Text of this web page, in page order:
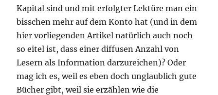
Kapital sind und mit erfolgter Lektüre man ein
bisschen mehr auf dem Konto hat (und in dem
hier vorliegenden Artikel natürlich auch noch
so eitel ist, dass einer diffusen Anzahl von
Lesern als Information darzureichen)? Oder
mag ich es, weil es eben doch unglaublich gute
Bücher gibt, weil sie erzählen wie die